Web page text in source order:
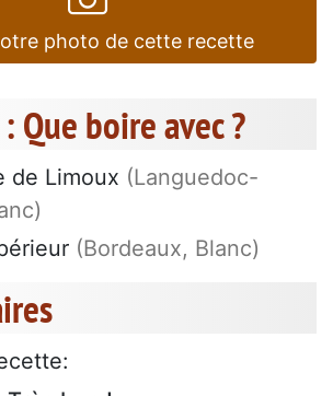
photo de cette recette
Que boire avec ?
de Limoux (Languedoc-
(Bordeaux, Blanc)